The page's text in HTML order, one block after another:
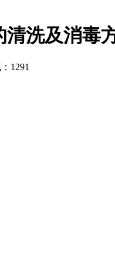
清洗及消毒
1291